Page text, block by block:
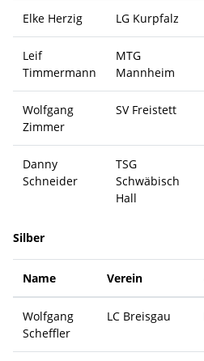
Elke Herzig LG Kurpfalz
Leif
Timmermann
MTG
Mannheim
Wolfgang
Zimmer
SV Freistett
Danny
Schneider
TSG
Schwäbisch
Hall
Silber
Name Verein
Wolfgang
Scheffler
LC Breisgau